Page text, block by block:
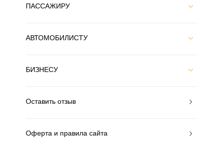
ПАССАЖИРУ
АВТОМОБИЛИСТУ
БИЗНЕСУ
Оставить отзыв
Оферта и правила сайта